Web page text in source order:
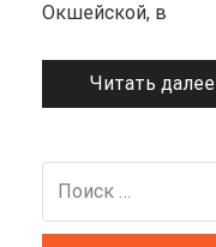
Окшейской, в
Читать далее